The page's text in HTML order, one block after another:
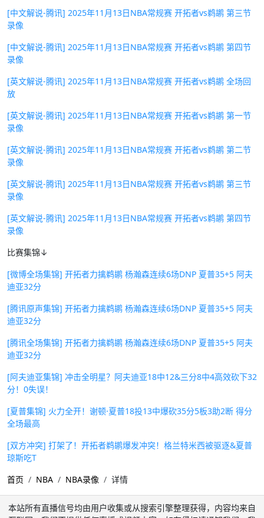
[中文解说-腾讯] 2025年11月13日NBA常规赛 开拓者vs鹈鹕 第三节
录像
[中文解说-腾讯] 2025年11月13日NBA常规赛 开拓者vs鹈鹕 第四节
录像
[英文解说-腾讯] 2025年11月13日NBA常规赛 开拓者vs鹈鹕 全场回
放
[英文解说-腾讯] 2025年11月13日NBA常规赛 开拓者vs鹈鹕 第一节
录像
[英文解说-腾讯] 2025年11月13日NBA常规赛 开拓者vs鹈鹕 第二节
录像
[英文解说-腾讯] 2025年11月13日NBA常规赛 开拓者vs鹈鹕 第三节
录像
[英文解说-腾讯] 2025年11月13日NBA常规赛 开拓者vs鹈鹕 第四节
录像
比赛集锦↓
[微博全场集锦] 开拓者力擒鹈鹕 杨瀚森连续6场DNP 夏普35+5 阿夫
迪亚32分
[腾讯原声集锦] 开拓者力擒鹈鹕 杨瀚森连续6场DNP 夏普35+5 阿夫
迪亚32分
[腾讯全场集锦] 开拓者力擒鹈鹕 杨瀚森连续6场DNP 夏普35+5 阿夫
迪亚32分
[阿夫迪亚集锦] 冲击全明星？阿夫迪亚18中12&三分8中4高效砍下32
分！0失误！
[夏普集锦] 火力全开！谢顿·夏普18投13中爆砍35分5板3助2断 得分
全场最高
[双方冲突] 打架了！开拓者鹈鹕爆发冲突！格兰特米西被驱逐&夏普
琼斯吃T
首页
NBA NBA录像 详情
本站所有直播信号均由用户收集或从搜索引擎整理获得，内容均来自